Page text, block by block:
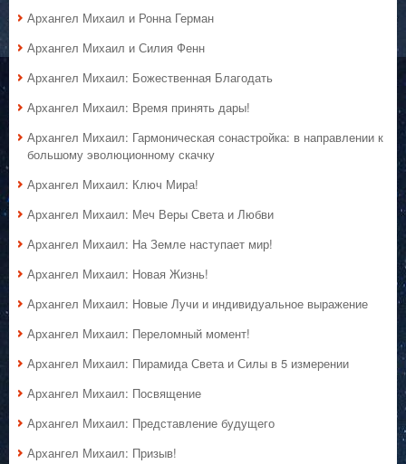
Архангел Михаил и Ронна Герман
Архангел Михаил и Силия Фенн
Архангел Михаил: Божественная Благодать
Архангел Михаил: Время принять дары!
Архангел Михаил: Гармоническая сонастройка: в направлении к
большому эволюционному скачку
Архангел Михаил: Ключ Мира!
Архангел Михаил: Меч Веры Света и Любви
Архангел Михаил: На Земле наступает мир!
Архангел Михаил: Новая Жизнь!
Архангел Михаил: Новые Лучи и индивидуальное выражение
Архангел Михаил: Переломный момент!
Архангел Михаил: Пирамида Света и Силы в 5 измерении
Архангел Михаил: Посвящение
Архангел Михаил: Представление будущего
Архангел Михаил: Призыв!